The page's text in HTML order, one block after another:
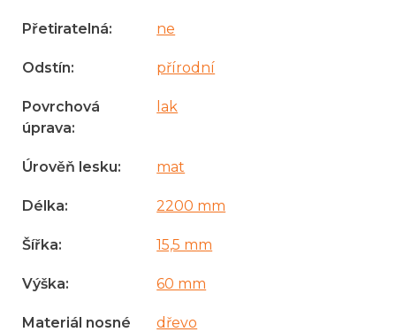
Přetiratelná: ne
Odstín: přírodní
Povrchová
úprava:
lak
Úrověň lesku: mat
Délka: 2200 mm
Šířka: 15,5 mm
Výška: 60 mm
Materiál nosné
dřevo